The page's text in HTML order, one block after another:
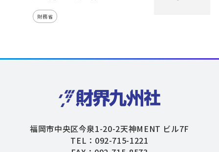
財務省
福岡市中央区今泉1-20-2天神MENT ビル7F
TEL：092-715-1221